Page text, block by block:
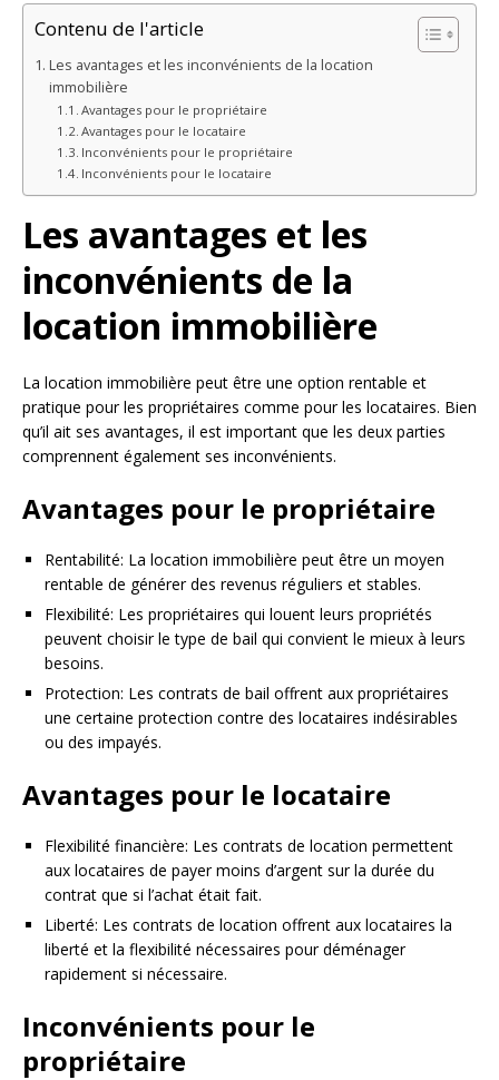
Contenu de l'article
Les avantages et les inconvénients de la location
immobilière
Avantages pour le propriétaire
Avantages pour le locataire
Inconvénients pour le propriétaire
Inconvénients pour le locataire
Les avantages et les
inconvénients de la
location immobilière
La location immobilière peut être une option rentable et
pratique pour les propriétaires comme pour les locataires. Bien
qu’il ait ses avantages, il est important que les deux parties
comprennent également ses inconvénients.
Avantages pour le propriétaire
Rentabilité: La location immobilière peut être un moyen
rentable de générer des revenus réguliers et stables.
Flexibilité: Les propriétaires qui louent leurs propriétés
peuvent choisir le type de bail qui convient le mieux à leurs
besoins.
Protection: Les contrats de bail offrent aux propriétaires
une certaine protection contre des locataires indésirables
ou des impayés.
Avantages pour le locataire
Flexibilité financière: Les contrats de location permettent
aux locataires de payer moins d’argent sur la durée du
contrat que si l’achat était fait.
Liberté: Les contrats de location offrent aux locataires la
liberté et la flexibilité nécessaires pour déménager
rapidement si nécessaire.
Inconvénients pour le
propriétaire